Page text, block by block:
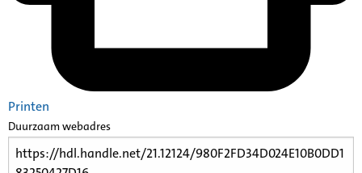
Printen
Duurzaam webadres